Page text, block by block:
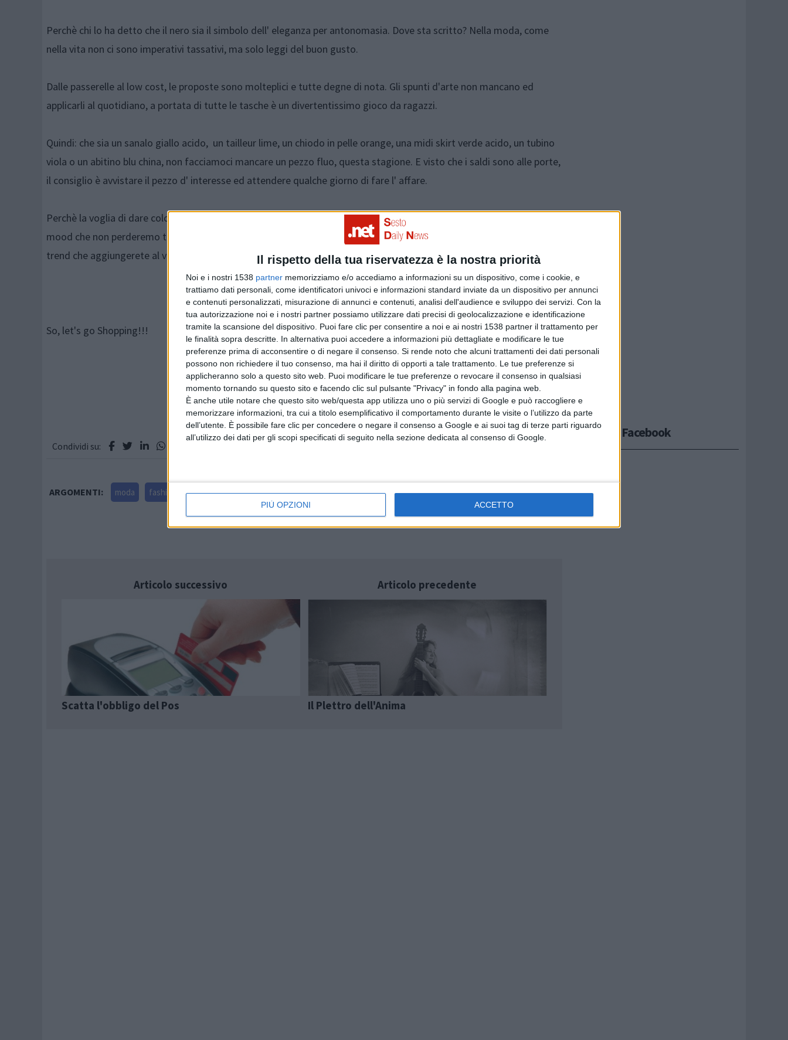
Il rispetto della tua riservatezza è la nostra priorità
Noi e i nostri 1538 partner memorizziamo e/o accediamo a informazioni su un dispositivo, come i cookie, e
trattiamo dati personali, come identificatori univoci e informazioni standard inviate da un dispositivo per annunci
e contenuti personalizzati, misurazione di annunci e contenuti, analisi dell'audience e sviluppo dei servizi. Con la
tua autorizzazione noi e i nostri partner possiamo utilizzare dati precisi di geolocalizzazione e identificazione
tramite la scansione del dispositivo. Puoi fare clic per consentire a noi e ai nostri 1538 partner il trattamento per
le finalità sopra descritte. In alternativa puoi accedere a informazioni più dettagliate e modificare le tue
preferenze prima di acconsentire o di negare il consenso. Si rende noto che alcuni trattamenti dei dati personali
possono non richiedere il tuo consenso, ma hai il diritto di opporti a tale trattamento. Le tue preferenze si
applicheranno solo a questo sito web. Puoi modificare le tue preferenze o revocare il consenso in qualsiasi
momento tornando su questo sito e facendo clic sul pulsante "Privacy" in fondo alla pagina web.
È anche utile notare che questo sito web/questa app utilizza uno o più servizi di Google e può raccogliere e
memorizzare informazioni, tra cui a titolo esemplificativo il comportamento durante le visite o l’utilizzo da parte
dell’utente. È possibile fare clic per concedere o negare il consenso a Google e ai suoi tag di terze parti riguardo
all’utilizzo dei dati per gli scopi specificati di seguito nella sezione dedicata al consenso di Google.
PIÙ OPZIONI ACCETTO
Perchè chi lo ha detto che il nero sia il simbolo dell' eleganza per antonomasia. Dove sta scritto? Nella moda, come
nella vita non ci sono imperativi tassativi, ma solo leggi del buon gusto.
Dalle passerelle al low cost, le proposte sono molteplici e tutte degne di nota. Gli spunti d'arte non mancano ed
applicarli al quotidiano, a portata di tutte le tasche è un divertentissimo gioco da ragazzi.
Quindi: che sia un sanalo giallo acido, un tailleur lime, un chiodo in pelle orange, una midi skirt verde acido, un tubino
viola o un abitino blu china, non facciamoci mancare un pezzo fluo, questa stagione. E visto che i saldi sono alle porte,
il consiglio è avvistare il pezzo d' interesse ed attendere qualche giorno di fare l' affare.
Perchè la voglia di dare colore ai nostri outfit, ed inconsciamente alle nostre occasioni mondane o everyday, è un
mood che non perderemo tanto facilmente. Quindi, qualunque sarà la vostra scelta, sappiate che sarà sicuramente un
trend che aggiungerete al vostro super wardrobe.
So, let's go Shopping!!!
Condividi su:
ARGOMENTI: moda fashion colore fluo color sgargiante fosforescente style
Articolo successivo
Scatta l'obbligo del Pos
Articolo precedente
Il Plettro dell'Anima
Seguici su Facebook